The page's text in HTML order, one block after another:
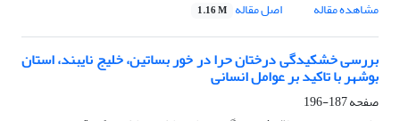
مشاهده مقاله
اصل مقاله 1.16 M
بررسی خشکیدگی درختان حرا در خور بساتین، خلیج نایبند، استان
بوشهر با تاکید بر عوامل انسانی
صفحه187-196